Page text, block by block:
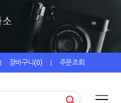
| 장바구니(0) | 주문조회